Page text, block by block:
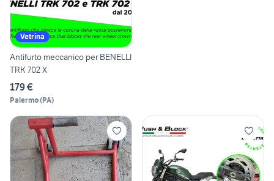
Vetrina
Antifurto meccanico per BENELLI
TRK 702 X
179 €
Palermo(PA)